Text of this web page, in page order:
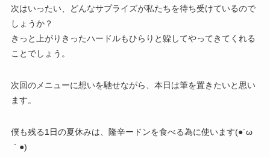
次はいったい、どんなサプライズが私たちを待ち受けているので
しょうか？
きっと上がりきったハードルもひらりと躱してやってきてくれる
ことでしょう。
次回のメニューに想いを馳せながら、本日は筆を置きたいと思い
ます。
僕も残る1日の夏休みは、隆辛ードンを食べる為に使います(●´ω
｀●)